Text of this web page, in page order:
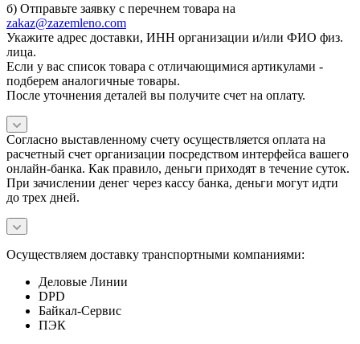
б) Отправьте заявку с перечнем товара на
zakaz@zazemleno.com
Укажите адрес доставки, ИНН организации и/или ФИО физ.
лица.
Если у вас список товара с отличающимися артикулами -
подберем аналогичные товары.
После уточнения деталей вы получите счет на оплату.
Согласно выставленному счету осуществляется оплата на
расчетный счет организации посредством интерфейса вашего
онлайн-банка. Как правило, деньги приходят в течение суток.
При зачислении денег через кассу банка, деньги могут идти
до трех дней.
Осуществляем доставку транспортными компаниями:
Деловые Линии
DPD
Байкал-Сервис
ПЭК